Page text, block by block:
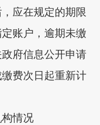
应在规定的期限
账户，逾期未缴
府信息公开申请
费次日起重新计
情况